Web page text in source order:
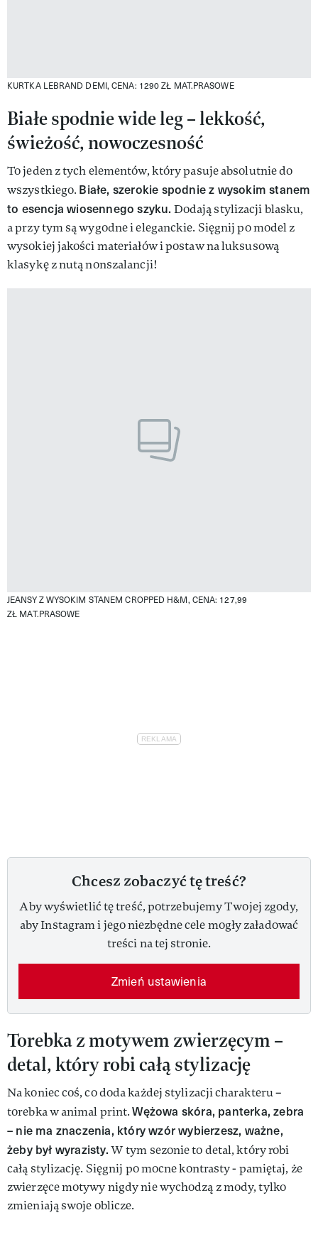
KURTKA LEBRAND DEMI, CENA: 1290 ZŁ MAT.PRASOWE
Białe spodnie wide leg – lekkość,
świeżość, nowoczesność
To jeden z tych elementów, który pasuje absolutnie do
wszystkiego. Białe, szerokie spodnie z wysokim stanem
to esencja wiosennego szyku. Dodają stylizacji blasku,
a przy tym są wygodne i eleganckie. Sięgnij po model z
wysokiej jakości materiałów i postaw na luksusową
klasykę z nutą nonszalancji!
JEANSY Z WYSOKIM STANEM CROPPED H&M, CENA: 127,99
ZŁ MAT.PRASOWE
Chcesz zobaczyć tę treść?
Aby wyświetlić tę treść, potrzebujemy Twojej zgody,
aby Instagram i jego niezbędne cele mogły załadować
treści na tej stronie.
Zmień ustawienia
Torebka z motywem zwierzęcym –
detal, który robi całą stylizację
Na koniec coś, co doda każdej stylizacji charakteru –
torebka w animal print.Wężowa skóra, panterka, zebra
– nie ma znaczenia, który wzór wybierzesz, ważne,
żeby był wyrazisty.W tym sezonie to detal, który robi
całą stylizację. Sięgnij po mocne kontrasty - pamiętaj, że
zwierzęce motywy nigdy nie wychodzą z mody, tylko
zmieniają swoje oblicze.